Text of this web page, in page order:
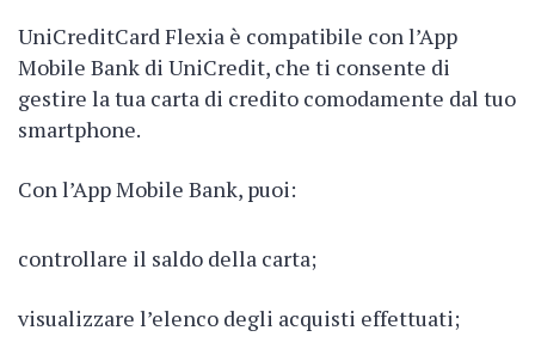
UniCreditCard Flexia è compatibile con l’App
Mobile Bank di UniCredit, che ti consente di
gestire la tua carta di credito comodamente dal tuo
smartphone.
Con l’App Mobile Bank, puoi:
controllare il saldo della carta;
visualizzare l’elenco degli acquisti effettuati;